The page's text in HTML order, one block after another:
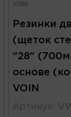
VOIN
Резинки
(щеток
"28"
основе
VOIN
Артикул :